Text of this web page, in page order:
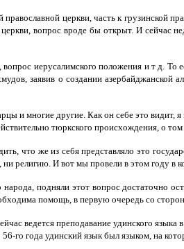
церкви, часть к грузинской
вопрос вроде бы открыт. И
иерусалимского положения и т д.
заявив о создании азербайджанской
многие другие. Как он себе это видит,
тюркского происхождения, о
что же из себя представляло это
религию. И вот мы провели в этом году в
подняли этот вопрос достаточно
помощь, в первую очередь со
ведется преподавание удинского
го года удинский язык был языком, на